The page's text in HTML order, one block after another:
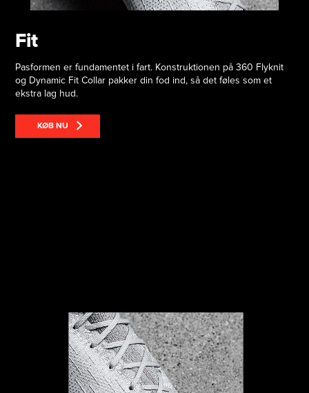
Fit
Pasformen er fundamentet i fart. Konstruktionen på 360 Flyknit
og Dynamic Fit Collar pakker din fod ind, så det føles som et
ekstra lag hud.
KØB NU